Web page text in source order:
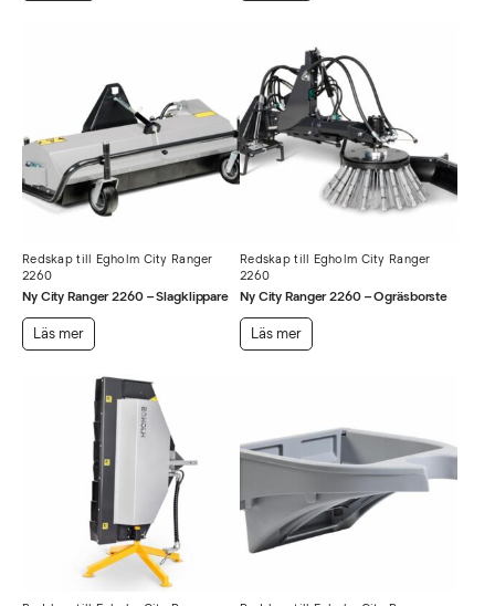
Redskap till Egholm City Ranger
2260
Ny City Ranger 2260 – Slagklippare
Läs mer
Redskap till Egholm City Ranger
2260
Ny City Ranger 2260 – Ogräsborste
Läs mer